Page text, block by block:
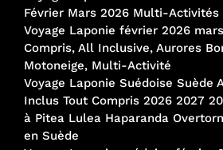
Février Mars 2026 Multi-Activités
Voyage Laponie février 2026
Compris, All Inclusive, Aurores
Motoneige, Multi-Activité
Voyage Laponie Suédoise Suède
Inclus Tout Compris 2026 2027
à Pitea Lulea Haparanda
en Suède